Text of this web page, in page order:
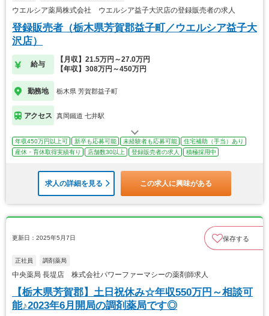
ウエルシア薬局株式会社 ウエルシア益子大沢店の登録販売者の求人
登録販売者（栃木県芳賀郡益子町／ウエルシア益子大
沢店）
給与
【月収】21.5万円～27.0万円
【年収】308万円～450万円
勤務地 栃木県 芳賀郡益子町
アクセス 真岡鐵道 七井駅
年収450万円以上可 新卒も応募可能 未経験者も応募可能
住宅補助（手当）あり
産休・育休取得実績有り
店舗数30以上 登録販売者の求人 積極採用中
求人の詳細を見る この求人に興味がある
更新日：2025年5月7日 保存する
正社員 調剤薬局
中央薬局 長堤店 株式会社パワーファーマシーの薬剤師求人
【栃木県芳賀郡】土日祝休み☆年収550万円～相談可
能♪2023年6月開局の調剤薬局です◎